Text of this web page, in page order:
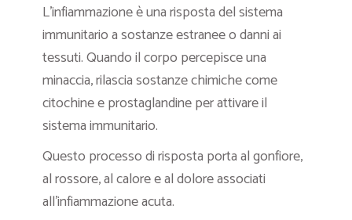
L’infiammazione è una risposta del sistema
immunitario a sostanze estranee o danni ai
tessuti. Quando il corpo percepisce una
minaccia, rilascia sostanze chimiche come
citochine e prostaglandine per attivare il
sistema immunitario.
Questo processo di risposta porta al gonfiore,
al rossore, al calore e al dolore associati
all’infiammazione acuta.